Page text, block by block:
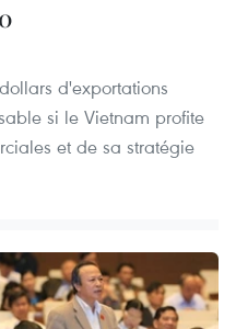
d'exportations
si le Vietnam profite
et de sa stratégie